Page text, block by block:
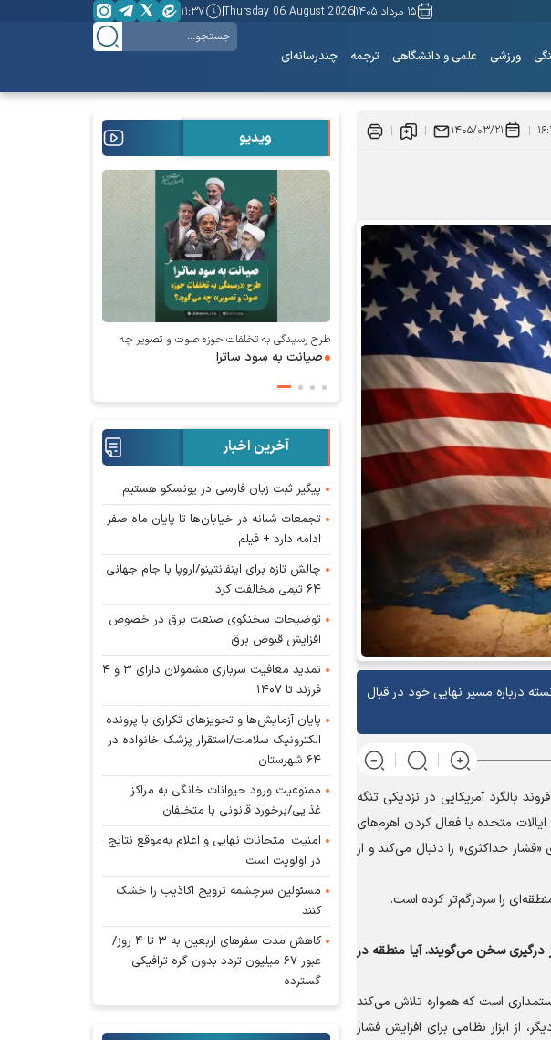
۱۵ مرداد ۱۴۰۵ Thursday 06 August 2026 ۱۱:۳۷
ورزشی علمی و دانشگاهی ترجمه چندرسانه‌ای
۱۴۰۵/۰۳/۲۱
درباره مسیر نهایی خود در قبال
بالگرد آمریکایی در نزدیکی تنگه
متحده با فعال کردن اهرم‌های
حداکثری» را دنبال می‌کند و از
را سردرگم‌تر کرده است.
درگیری سخن می‌گویند. آیا منطقه در
است که همواره تلاش می‌کند
از ابزار نظامی برای افزایش فشار
ویدیو
چیز از اینجا شروع شد
طرح رسیدگی به تخلفات حوزه صوت و‌ تصویر چه
می‌گوید؛
صیانت به سود ساترا
آخرین اخبار
پیگیر ثبت زبان فارسی در یونسکو هستیم
تجمعات شبانه در خیابان‌ها تا پایان ماه صفر
ادامه دارد + فیلم
چالش تازه برای اینفانتینو/اروپا با جام جهانی
۶۴ تیمی مخالفت کرد
توضیحات سخنگوی صنعت برق در خصوص
افزایش قبوض برق
تمدید معافیت سربازی مشمولان دارای ۳ و ۴
فرزند تا ۱۴۰۷
پایان آزمایش‌ها و تجویز‌های تکراری با پرونده
الکترونیک سلامت/استقرار پزشک خانواده در
۶۴ شهرستان
ممنوعیت ورود حیوانات خانگی به مراکز
غذایی/برخورد قانونی با متخلفان
امنیت امتحانات نهایی و اعلام به‌موقع نتایج
در اولویت است
مسئولین سرچشمه ترویج اکاذیب را خشک
کنند
کاهش مدت سفر‌های اربعین به ۳ تا ۴ روز/
عبور ۶۷ میلیون تردد بدون گره ترافیکی
گسترده